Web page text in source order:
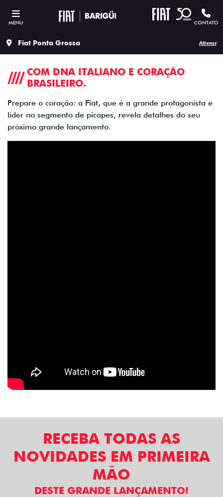
MENU CONTATO
Fiat Ponta Grossa Alterar
COM DNA ITALIANO E CORAÇÃO
BRASILEIRO.
Prepare o coração: a Fiat, que é a grande protagonista e
líder no segmento de picapes, revela detalhes do seu
próximo grande lançamento.
RECEBA TODAS AS
NOVIDADES EM PRIMEIRA
MÃO
DESTE GRANDE LANÇAMENTO!